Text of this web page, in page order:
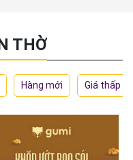
THỜ
Hàng mới Giá thấp